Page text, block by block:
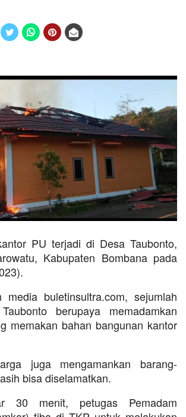
PU terjadi di Desa Taubonto,
Kabupaten Bombana pada
media buletinsultra.com, sejumlah
berupaya memadamkan
memakan bahan bangunan kantor
juga mengamankan barang-
bisa diselamatkan.
30 menit, petugas Pemadam